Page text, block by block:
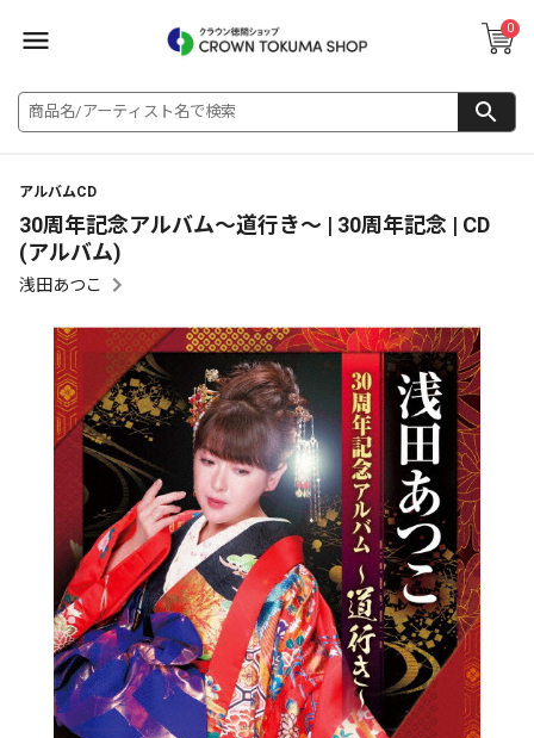
0
アルバムCD
30周年記念アルバム～道行き～ | 30周年記念 | CD
(アルバム)
浅田あつこ